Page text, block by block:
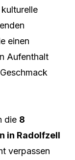
einen
Aufenthalt
die 8
in Radolfzell
verpassen